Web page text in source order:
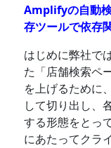
Amplifyの自動
存ツールで依存
はじめに弊社で
た「店舗検索ペ
を上げるために
して切り出し、
する形態をとっ
にあたってクラ